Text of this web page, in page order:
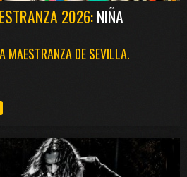
2026:NIÑA
MAESTRANZA DE SEVILLA.